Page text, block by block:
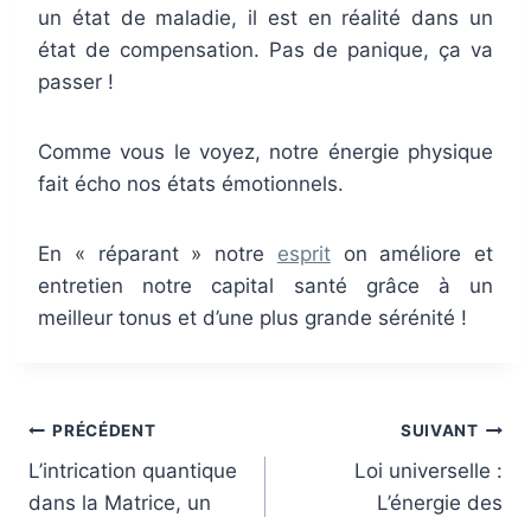
un état de maladie, il est en réalité dans un
état de compensation. Pas de panique, ça va
passer !
Comme vous le voyez, notre énergie physique
fait écho nos états émotionnels.
En « réparant » notre espriton améliore et
entretien notre capital santé grâce à un
meilleur tonus et d’une plus grande sérénité !
Navigation
de
l’article
PRÉCÉDENT
L’intrication quantique
dans la Matrice, un
SUIVANT
Loi universelle :
L’énergie des